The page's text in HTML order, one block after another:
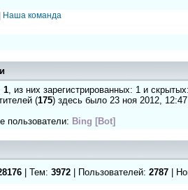
Наша команда
1, из них зарегистрированных: 1 и
(175) здесь было 23 ноя 2012, 12:47
пользователи: Bing [Bot]
| Тем: 3972 | Пользователей: 2787 |